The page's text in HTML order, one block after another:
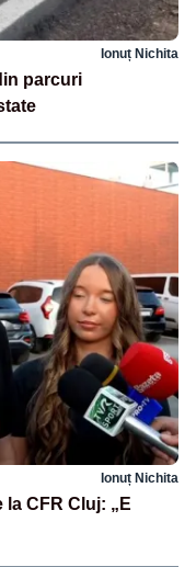
Ionuț Nichita
parcuri
Ionuț Nichita
CFR Cluj: „E